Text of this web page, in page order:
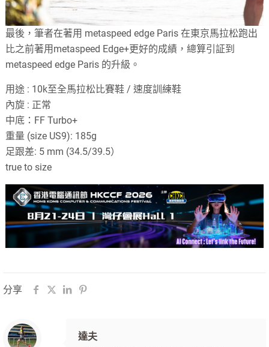
最後，筆者在著用 metaspeed edge Paris 在東京馬拉松跑出
比之前著用metaspeed Edge+更好的成績，總算引証到
metaspeed edge Paris 的升級。
用途 : 10k至全馬拉松比賽鞋 / 速度訓練鞋
內旋 : 正常
中底：FF Turbo+
重量 (size US9): 185g
足跟差: 5 mm (34.5/39.5）
true to size
分享
達夫